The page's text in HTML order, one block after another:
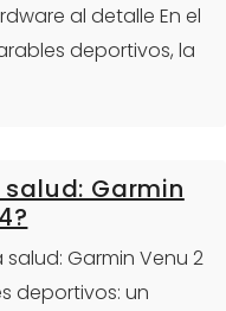
al detalle En el
deportivos, la
Garmin
salud: Garmin Venu 2
deportivos: un